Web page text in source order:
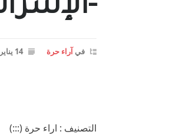
-
فيآراء حرة 14 يناير، 2014
التصنيف : اراء حرة (:::)